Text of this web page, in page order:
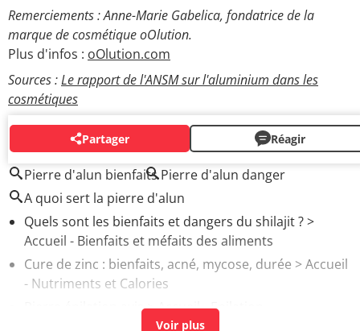
Remerciements : Anne-Marie Gabelica, fondatrice de la
marque de cosmétique oOlution.
Plus d'infos : oOlution.com
Sources :Le rapport de l'ANSM sur l'aluminium dans les
cosmétiques
Partager Réagir
AUTOUR DU MÊME SUJET
Pierre d'alun bienfaits Pierre d'alun danger
A quoi sert la pierre d'alun
Quels sont les bienfaits et dangers du shilajit ?>
Accueil - Bienfaits et méfaits des aliments
Cure de zinc : bienfaits, acné, mycose, durée > Accueil
- Nutriments et Calories
Pierre épilation avis> Accueil - Epilation